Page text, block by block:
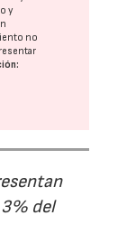
y
no
del